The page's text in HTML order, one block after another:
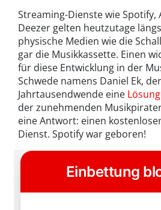
Streaming-Dienste wie Spotify,
Deezer gelten heutzutage
physische Medien wie die
gar die Musikkassette. Einen
für diese Entwicklung in der
Schwede namens Daniel Ek,
Jahrtausendwende eine Lösung
der zunehmenden
eine Antwort: einen
Dienst. Spotify war geboren!